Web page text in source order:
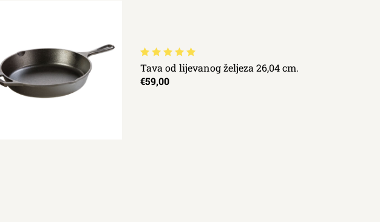
Tava od lijevanog željeza 26,04 cm.
€59,00